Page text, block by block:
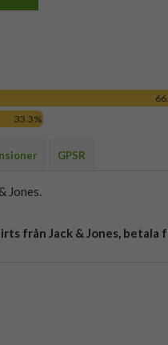
33.3%
GPSR
Jones.
från Jack & Jones, betala